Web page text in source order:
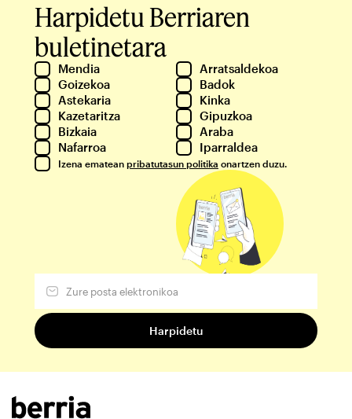
Harpidetu Berriaren
buletinetara
Mendia
Arratsaldekoa
Goizekoa
Badok
Astekaria
Kinka
Kazetaritza
Gipuzkoa
Bizkaia
Araba
Nafarroa
Iparraldea
Izena ematean pribatutasun politika onartzen duzu.